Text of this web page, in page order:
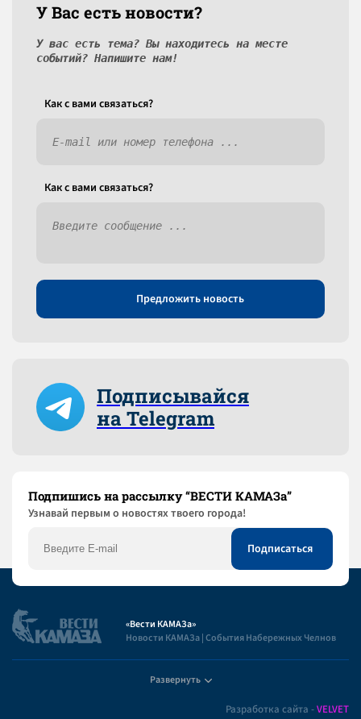
У Вас есть новости?
У вас есть тема? Вы находитесь на месте
событий? Напишите нам!
Как c вами связаться?
Как c вами связаться?
Предложить новость
Подписывайся
на Telegram
Подпишись на рассылку “ВЕСТИ КАМАЗа”
Узнaвай первым о новостях твоего города!
«Вести КАМАЗа»
Новости КАМАЗа | События Набережных Челнов
Развернуть
Разработка сайта -VELVET